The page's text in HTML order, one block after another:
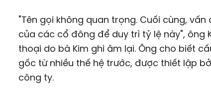
"Tên gọi không quan trọng. Cuối cùng,
của các cổ đông để duy trì tỷ lệ này", ông
thoại do bà Kim ghi âm lại. Ông cho biết
gốc từ nhiều thế hệ trước, được thiết lập
công ty.